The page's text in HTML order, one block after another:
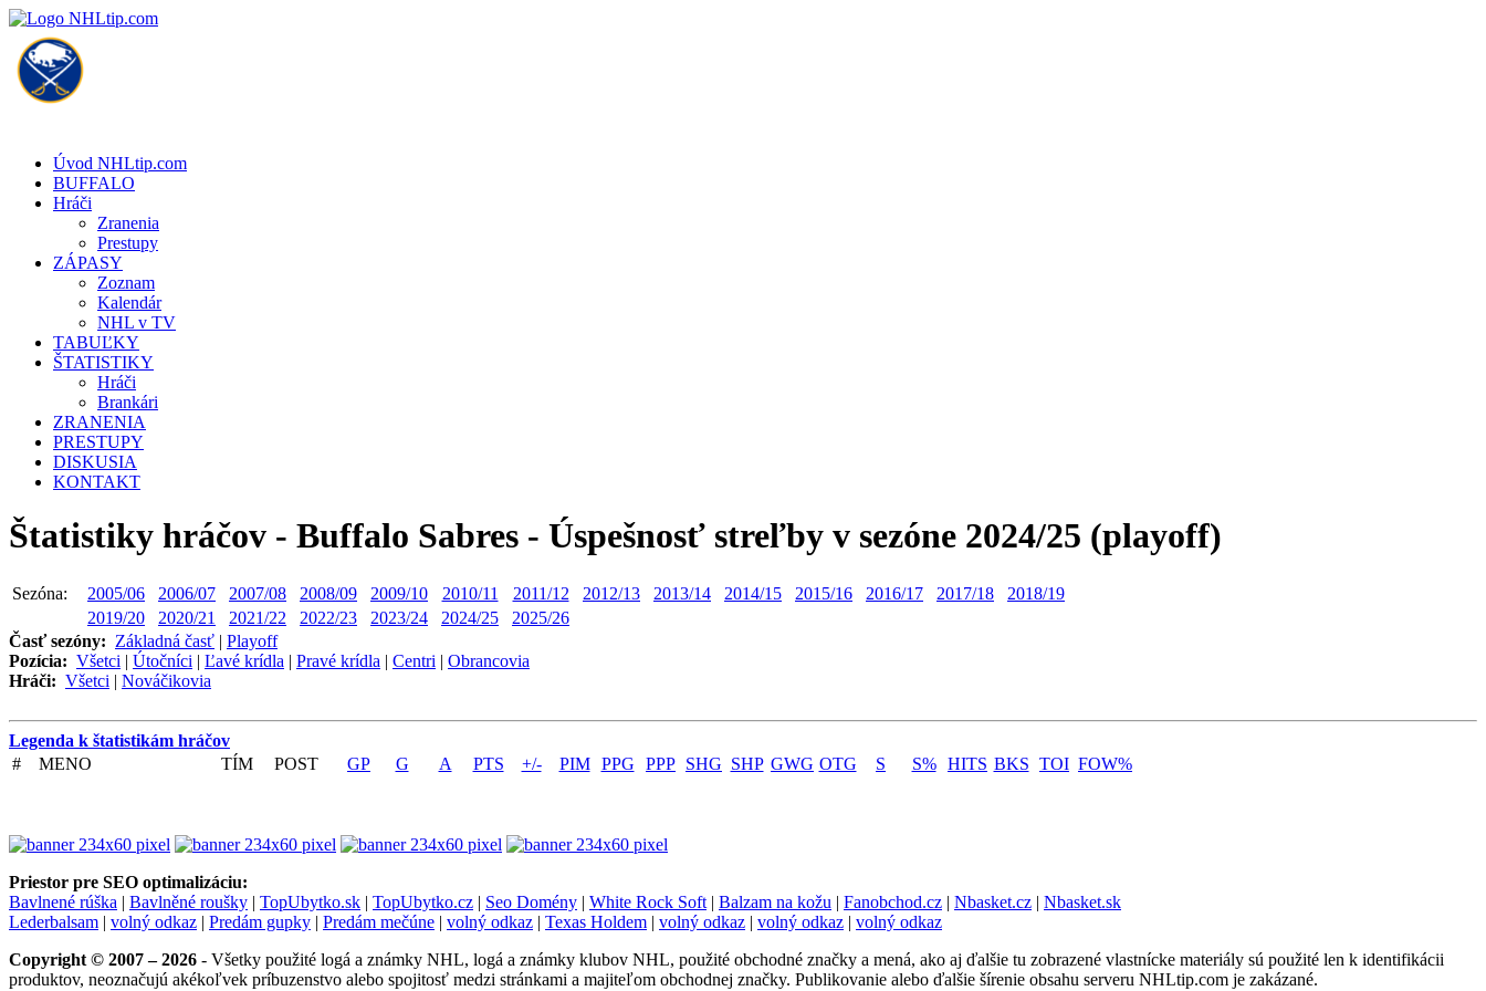
Úvod NHLtip.com
BUFFALO
Hráči
Zranenia
Prestupy
ZÁPASY
Zoznam
Kalendár
NHL v TV
TABUĽKY
ŠTATISTIKY
Hráči
Brankári
ZRANENIA
PRESTUPY
DISKUSIA
KONTAKT
Štatistiky hráčov - Buffalo Sabres - Úspešnosť streľby v sezóne 2024/25 (playoff)
Sezóna: 2005/06 2006/07 2007/08 2008/09 2009/10 2010/11 2011/12 2012/13 2013/14 2014/15 2015/16 2016/17 2017/18
2018/19
2019/20
2020/21 2021/22 2022/23 2023/24 2024/25
2025/26
Časť sezóny: Základná časť | Playoff
Pozícia: Všetci | Útočníci | Ľavé krídla | Pravé krídla | Centri | Obrancovia
Hráči: Všetci | Nováčikovia
Legenda k štatistikám hráčov
#
MENO TÍM POST GP G A PTS +/- PIM PPG PPP SHG SHP GWG OTG S S% HITS BKS TOI FOW%
Priestor pre SEO optimalizáciu:
Bavlnené rúška | Bavlněné roušky | TopUbytko.sk | TopUbytko.cz | Seo Domény | White Rock Soft | Balzam na kožu | Fanobchod.cz | Nbasket.cz | Nbasket.sk
Lederbalsam | volný odkaz | Predám gupky | Predám mečúne | volný odkaz | Texas Holdem | volný odkaz | volný odkaz | volný odkaz
Copyright © 2007 – 2026 - Všetky použité logá a známky NHL, logá a známky klubov NHL, použité obchodné značky a mená, ako aj ďalšie tu zobrazené vlastnícke materiály sú použité len k identifikácii
produktov, neoznačujú akékoľvek príbuzenstvo alebo spojitosť medzi stránkami a majiteľom obchodnej značky. Publikovanie alebo ďalšie šírenie obsahu serveru NHLtip.com je zakázané.